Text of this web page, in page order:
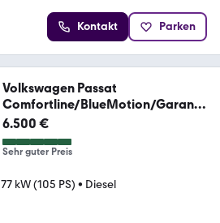
Kontakt Parken
Volkswagen Passat
Comfortline/BlueMotion/Garanti
e/HU neu
6.500 €
Sehr guter Preis
77 kW (105 PS) • Diesel